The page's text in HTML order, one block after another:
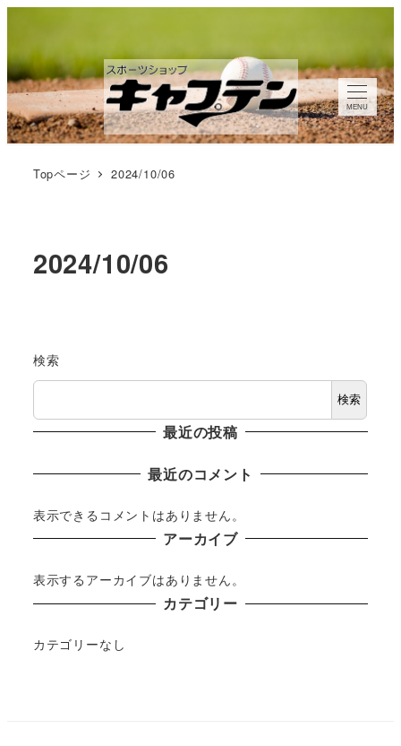
ン
コ
ン
テ
MENU
Topページ 2024/10/06
2024/10/06
検索
検索
最近の投稿
最近のコメント
表示できるコメントはありません。
アーカイブ
表示するアーカイブはありません。
カテゴリー
カテゴリーなし